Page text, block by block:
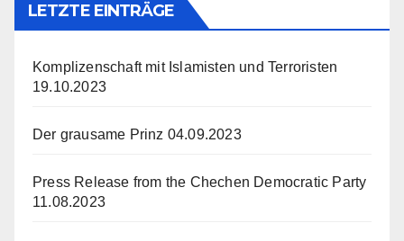
LETZTE EINTRÄGE
Komplizenschaft mit Islamisten und Terroristen
19.10.2023
Der grausame Prinz 04.09.2023
Press Release from the Chechen Democratic Party
11.08.2023